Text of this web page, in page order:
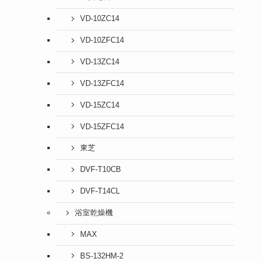
VD-10ZC14
VD-10ZFC14
VD-13ZC14
VD-13ZFC14
VD-15ZC14
VD-15ZFC14
東芝
DVF-T10CB
DVF-T14CL
浴室乾燥機
MAX
BS-132HM-2